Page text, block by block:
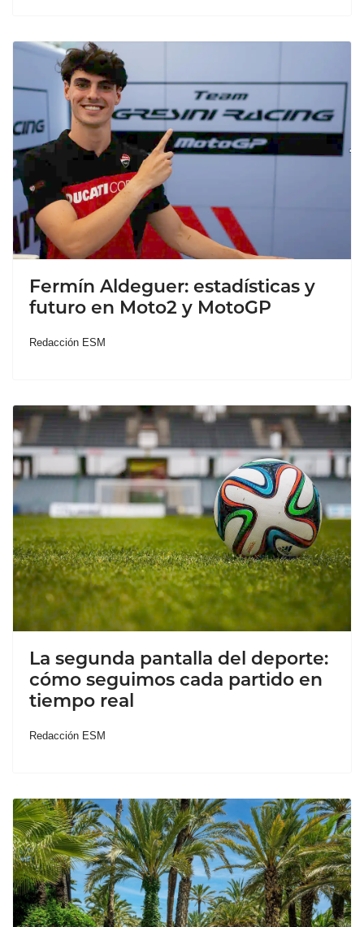
Fermín Aldeguer: estadísticas y
futuro en Moto2 y MotoGP
Redacción ESM
La segunda pantalla del deporte:
cómo seguimos cada partido en
tiempo real
Redacción ESM